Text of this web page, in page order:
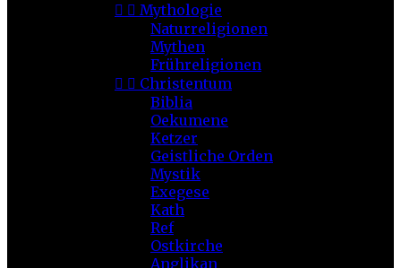
  Mythologie
Naturreligionen
Mythen
Frühreligionen
  Christentum
Biblia
Oekumene
Ketzer
Geistliche Orden
Mystik
Exegese
Kath
Ref
Ostkirche
Anglikan